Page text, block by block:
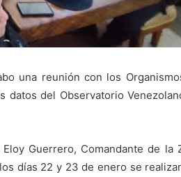
una reunión con los
datos del Observatorio
Guerrero, Comandante de la
días 22 y 23 de enero se